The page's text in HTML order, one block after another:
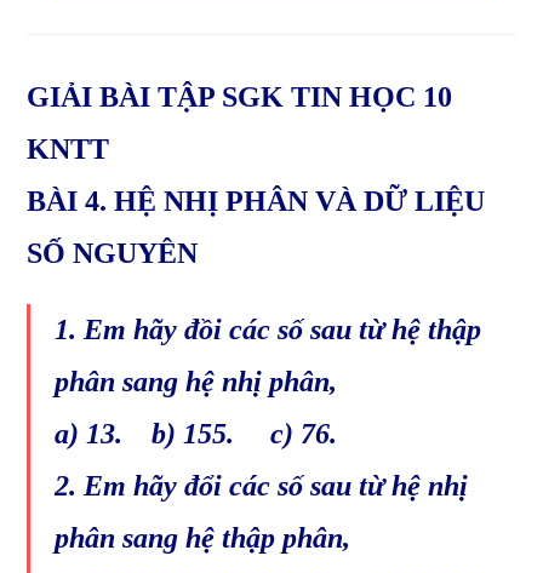
GIẢI BÀI TẬP SGK TIN HỌC 10
KNTT
BÀI 4. HỆ NHỊ PHÂN VÀ DỮ LIỆU
SỐ NGUYÊN
1. Em hãy đồi các số sau từ hệ thập
phân sang hệ nhị phân,
a) 13. b) 155. c) 76.
2. Em hãy đổi các số sau từ hệ nhị
phân sang hệ thập phân,